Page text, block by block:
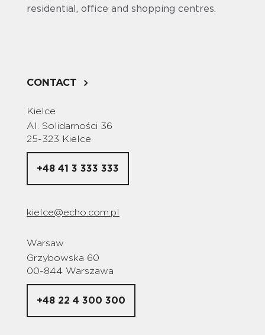
residential, office and shopping centres.
CONTACT
Kielce
Al. Solidarności 36
25-323 Kielce
+48 41 3 333 333
kielce@echo.com.pl
Warsaw
Grzybowska 60
00-844 Warszawa
+48 22 4 300 300